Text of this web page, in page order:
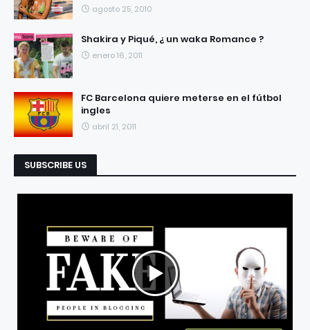
agosto 25, 2010
Shakira y Piqué, ¿ un waka Romance ?
enero 16, 2011
FC Barcelona quiere meterse en el fútbol
ingles
abril 21, 2011
SUBSCRIBE US